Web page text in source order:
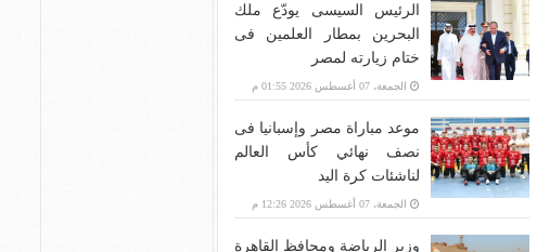
الرئيس السيسى يودّع ملك
البحرين بمطار العلمين فى
ختام زيارته لمصر
الجمعة، 07 أغسطس 2026 01:55 م
موعد مباراة مصر وإسبانيا فى
نصف نهائي كأس العالم
لناشئات كرة اليد
الجمعة، 07 أغسطس 2026 12:26 م
وزير الرياضة ومحافظ القاهرة